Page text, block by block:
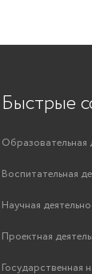
Быстрые
Образовательная
Воспитательная
Научная
Проектная
Государственная